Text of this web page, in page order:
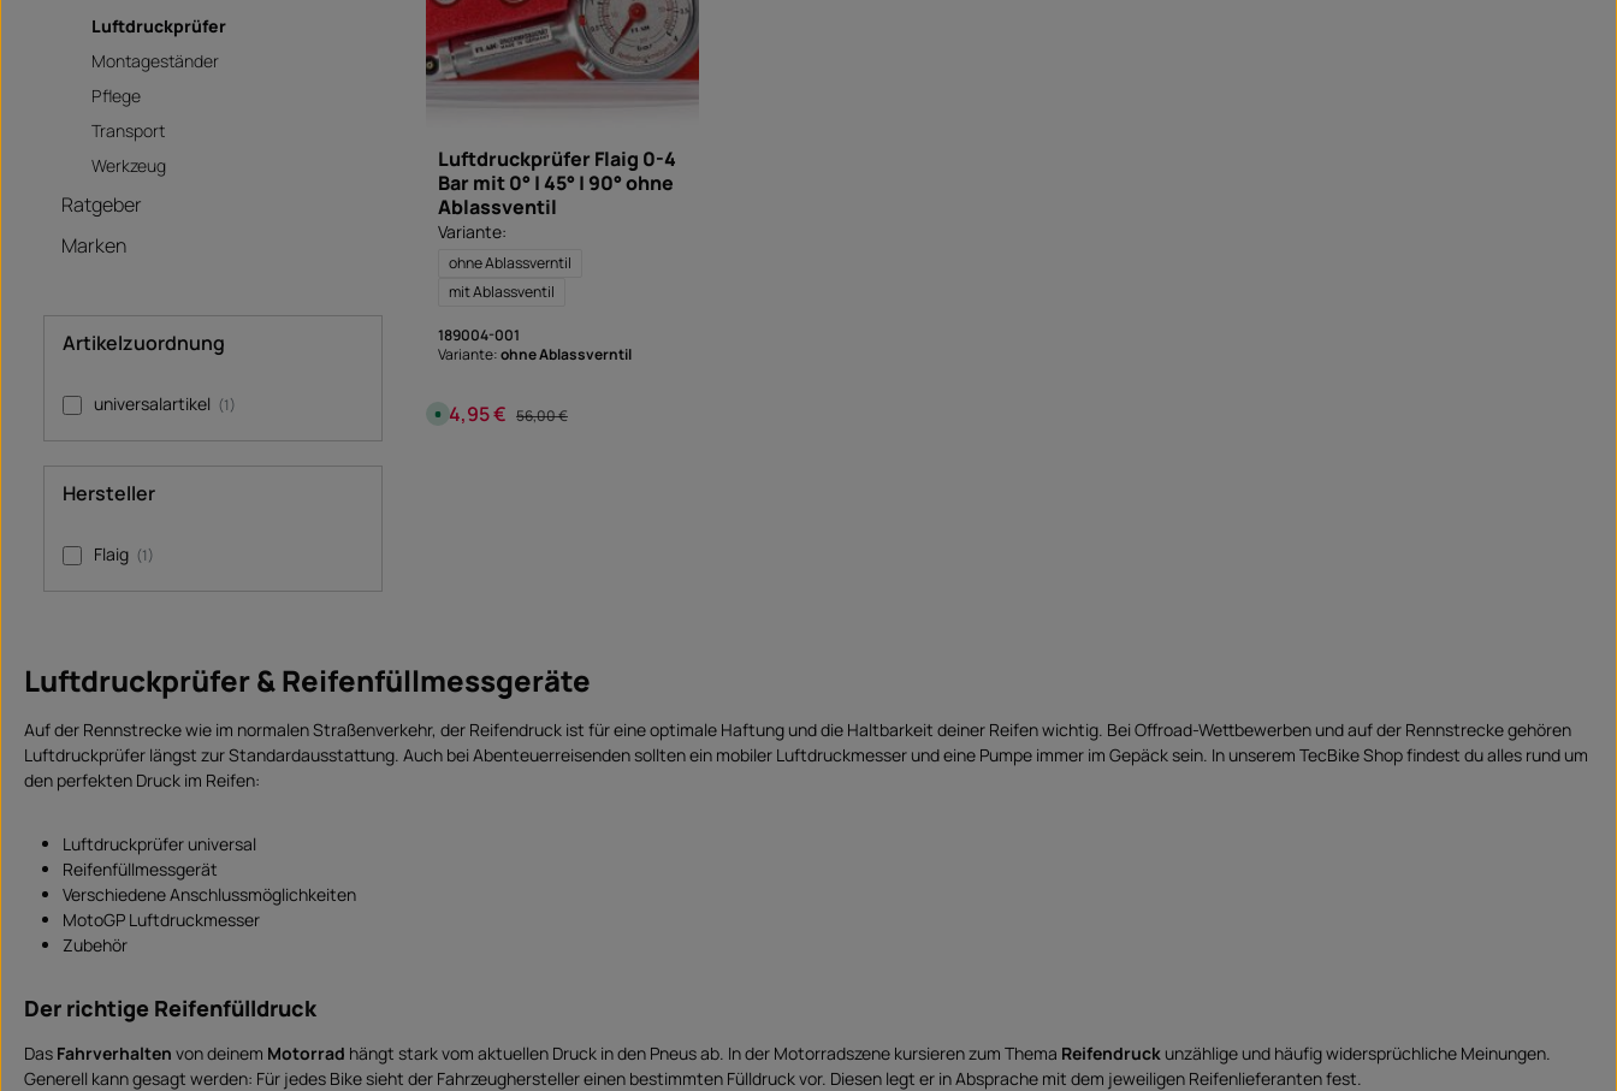
Luftdruckprüfer
Montageständer
Pflege
Transport
Werkzeug
Ratgeber
Marken
Artikelzuordnung
universalartikel (1)
Hersteller
Flaig (1)
Luftdruckprüfer Flaig 0-4
Bar mit 0° | 45° | 90° ohne
Ablassventil
Variante:
ohne Ablassverntil
mit Ablassventil
189004-001
Variante:ohne Ablassverntil
Verkaufspreis:
S
o
e
f
z
i
54,95 € Regulärer Preis:
56,00 €
Luftdruckprüfer & Reifenfüllmessgeräte
Auf der Rennstrecke wie im normalen Straßenverkehr, der Reifendruck ist für eine optimale Haftung und die Haltbarkeit deiner Reifen wichtig. Bei Offroad-Wettbewerben und auf der Rennstrecke gehören
Luftdruckprüfer längst zur Standardausstattung. Auch bei Abenteuerreisenden sollten ein mobiler Luftdruckmesser und eine Pumpe immer im Gepäck sein. In unserem TecBike Shop findest du alles rund um
den perfekten Druck im Reifen:
Luftdruckprüfer universal
Reifenfüllmessgerät
Verschiedene Anschlussmöglichkeiten
MotoGP Luftdruckmesser
Zubehör
Der richtige Reifenfülldruck
Das Fahrverhalten von deinem Motorrad hängt stark vom aktuellen Druck in den Pneus ab. In der Motorradszene kursieren zum Thema Reifendruck unzählige und häufig widersprüchliche Meinungen.
Generell kann gesagt werden: Für jedes Bike sieht der Fahrzeughersteller einen bestimmten Fülldruck vor. Diesen legt er in Absprache mit dem jeweiligen Reifenlieferanten fest.